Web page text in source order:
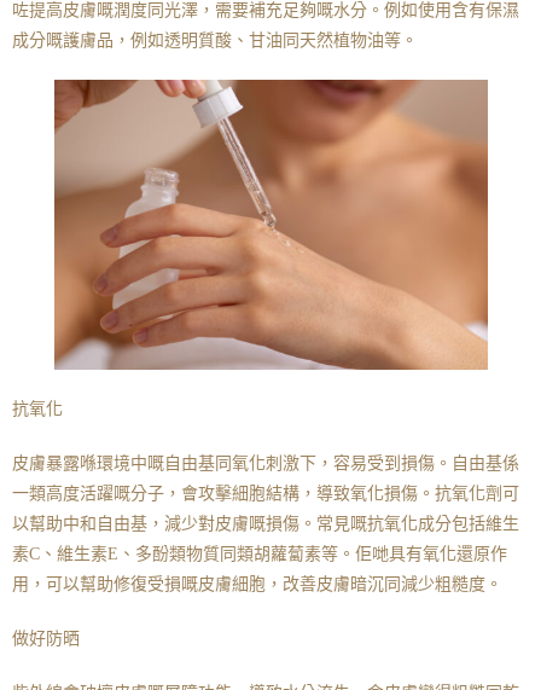
咗提高皮膚嘅潤度同光澤，需要補充足夠嘅水分。例如使用含有保濕
成分嘅護膚品，例如透明質酸、甘油同天然植物油等。
抗氧化
皮膚暴露喺環境中嘅自由基同氧化刺激下，容易受到損傷。自由基係
一類高度活躍嘅分子，會攻擊細胞結構，導致氧化損傷。抗氧化劑可
以幫助中和自由基，減少對皮膚嘅損傷。常見嘅抗氧化成分包括維生
素C、維生素E、多酚類物質同類胡蘿蔔素等。佢哋具有氧化還原作
用，可以幫助修復受損嘅皮膚細胞，改善皮膚暗沉同減少粗糙度。
做好防晒